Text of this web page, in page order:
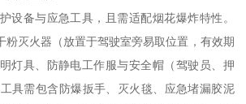
设备与应急工具，且需适配烟花爆炸特性。
粉灭火器（放置于驾驶室旁易取位置，有效期
灯具、防静电工作服与安全帽（驾驶员、押
具需包含防爆扳手、灭火毯、应急堵漏胶泥